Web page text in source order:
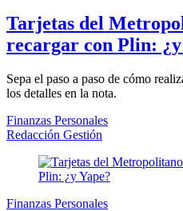
Tarjetas del
recargar con Plin: ¿y
Sepa el paso a paso de cómo
los detalles en la nota.
Finanzas Personales
Redacción Gestión
Finanzas Personales